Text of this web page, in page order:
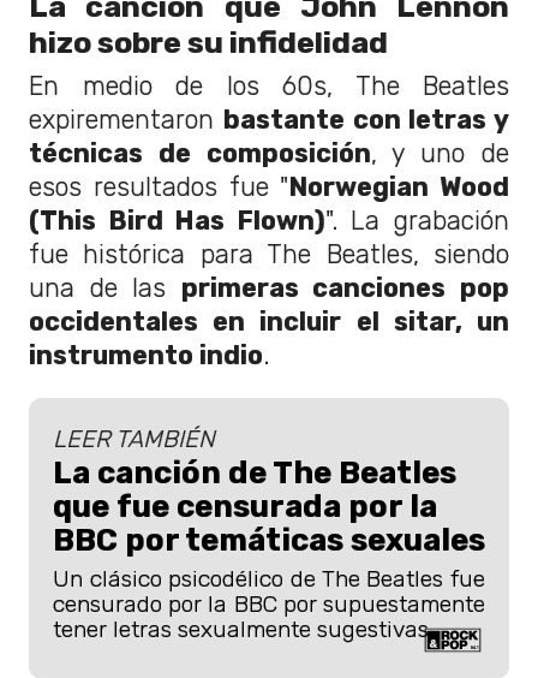
hizo sobre su infidelidad
En medio de los 60s, The Beatles
expirementaron bastante con letras y
técnicas de composición, y uno de
esos resultados fue "Norwegian Wood
(This Bird Has Flown)". La grabación
fue histórica para The Beatles, siendo
una de las primeras canciones pop
occidentales en incluir el sitar, un
instrumento indio.
LEER TAMBIÉN
La canción de The Beatles
que fue censurada por la
BBC por temáticas sexuales
Un clásico psicodélico de The Beatles fue
censurado por la BBC por supuestamente
tener letras sexualmente sugestivas.